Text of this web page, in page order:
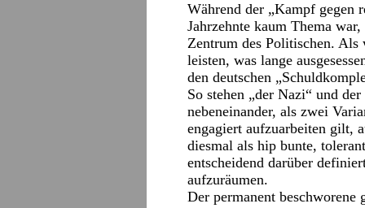
Während der „Kampf gegen
Jahrzehnte kaum Thema
Zentrum des Politischen. Als
leisten, was lange
den deutschen
So stehen „der Nazi“ und
nebeneinander, als zwei
engagiert aufzuarbeiten gilt,
diesmal als hip bunte,
entscheidend darüber
aufzuräumen.
Der permanent beschworene